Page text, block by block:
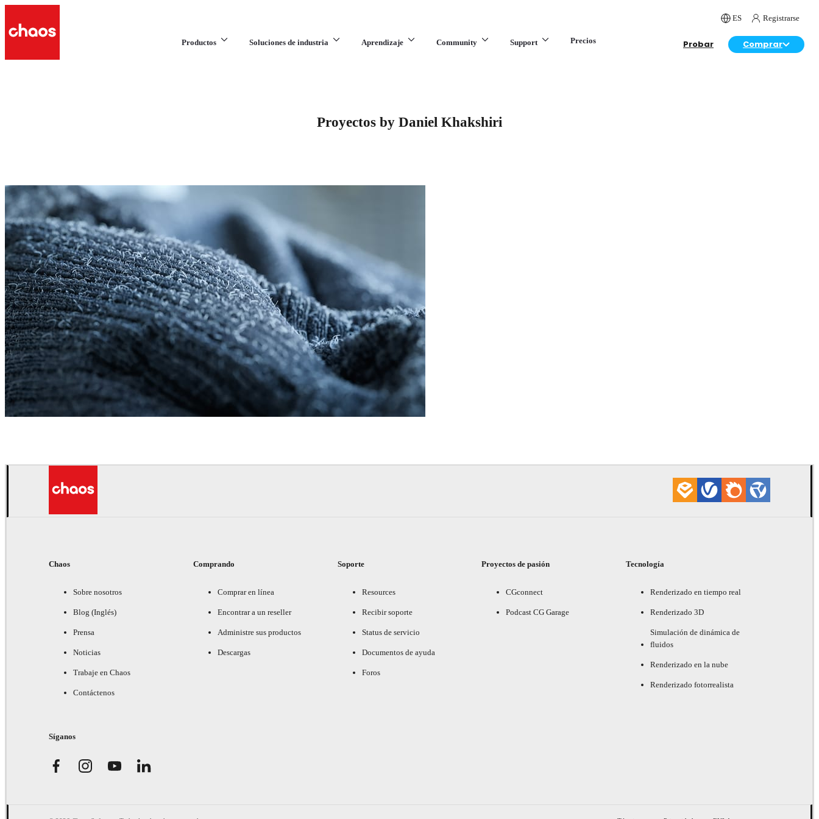
ES Registrarse
Productos Soluciones de industria Aprendizaje Community Support Precios Probar Comprar
Proyectos by Daniel Khakshiri
Chaos
Sobre nosotros
Blog (Inglés)
Prensa
Noticias
Trabaje en Chaos
Contáctenos
Comprando
Comprar en línea
Encontrar a un reseller
Administre sus productos
Descargas
Soporte
Resources
Recibir soporte
Status de servicio
Documentos de ayuda
Foros
Proyectos de pasión
CGconnect
Podcast CG Garage
Tecnología
Renderizado en tiempo real
Renderizado 3D
Simulación de dinámica de
fluidos
Renderizado en la nube
Renderizado fotorrealista
Síganos